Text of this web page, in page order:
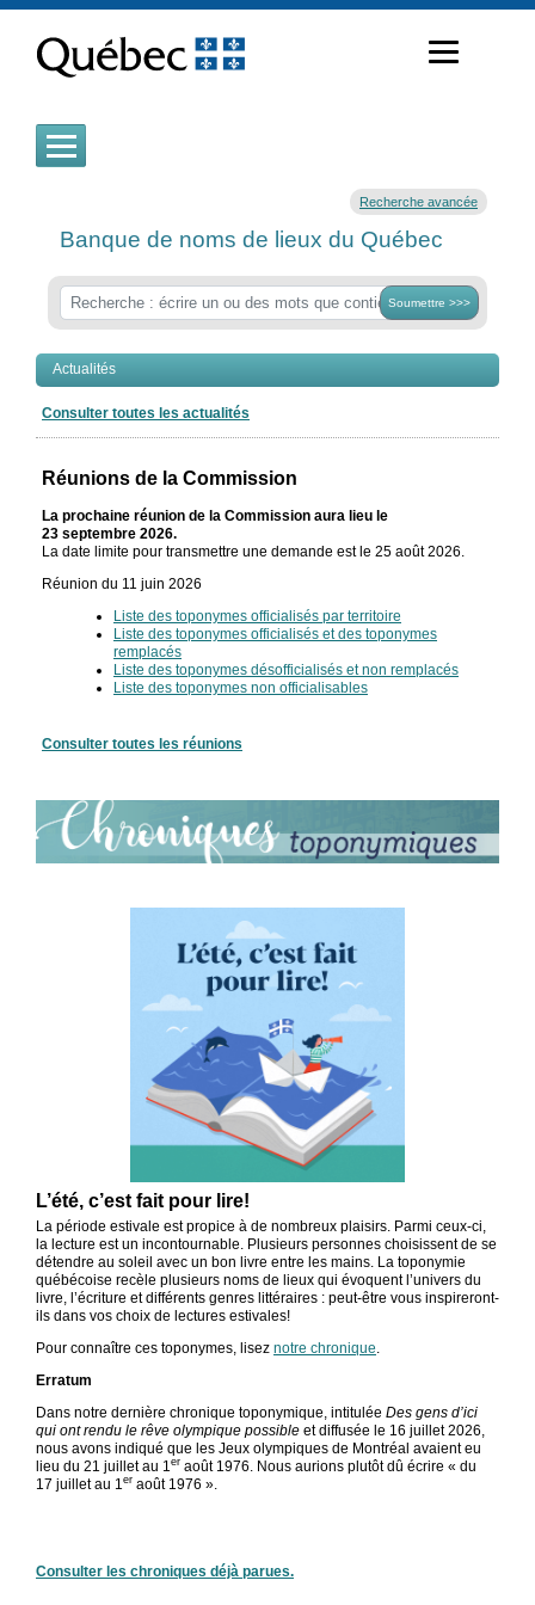
contenu
Recherche avancée
Banque de noms de lieux du Québec
Soumettre >>>
Actualités
Consulter toutes les actualités
Réunions de la Commission
La prochaine réunion de la Commission aura lieu le
23 septembre 2026.
La date limite pour transmettre une demande est le 25 août 2026.
Réunion du 11 juin 2026
Liste des toponymes officialisés par territoire
Liste des toponymes officialisés et des toponymes
remplacés
Liste des toponymes désofficialisés et non remplacés
Liste des toponymes non officialisables
Consulter toutes les réunions
L’été, c’est fait pour lire!
La période estivale est propice à de nombreux plaisirs. Parmi ceux-ci,
la lecture est un incontournable. Plusieurs personnes choisissent de se
détendre au soleil avec un bon livre entre les mains. La toponymie
québécoise recèle plusieurs noms de lieux qui évoquent l’univers du
livre, l’écriture et différents genres littéraires : peut-être vous inspireront-
ils dans vos choix de lectures estivales!
Pour connaître ces toponymes, lisez notre chronique
Erratum
Dans notre dernière chronique toponymique, intitulée Des gens d’ici
qui ont rendu le rêve olympique possible et diffusée le 16 juillet 2026,
nous avons indiqué que les Jeux olympiques de Montréal avaient eu
lieu du 21 juillet au 1 er août 1976. Nous aurions plutôt dû écrire « du
17 juillet au 1 er août 1976 ».
Consulter les chroniques déjà parues.